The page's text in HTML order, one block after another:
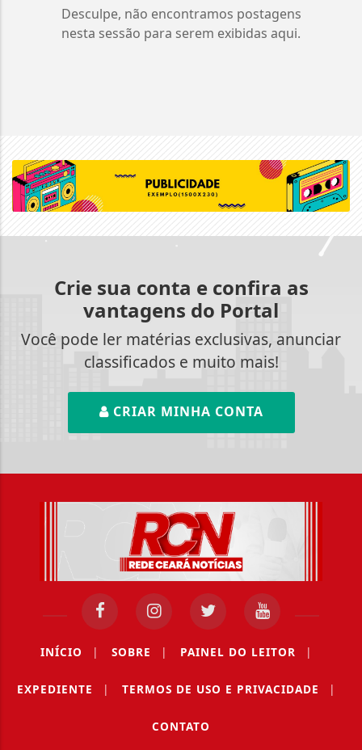
Desculpe, não encontramos postagens
nesta sessão para serem exibidas aqui.
Crie sua conta e confira as
vantagens do Portal
Você pode ler matérias exclusivas, anunciar
classificados e muito mais!
CRIAR MINHA CONTA
INÍCIO | SOBRE | PAINEL DO LEITOR |
EXPEDIENTE | TERMOS DE USO E PRIVACIDADE |
CONTATO